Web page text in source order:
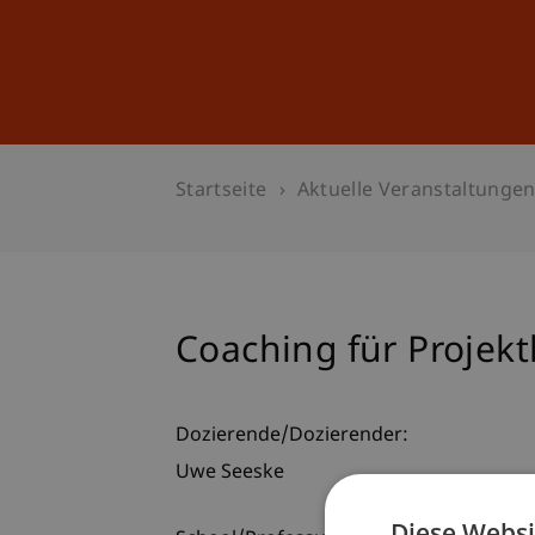
Startseite Aktuelle Veranstaltungen
Coaching für
Dozierende/Dozierender:
Uwe Seeske